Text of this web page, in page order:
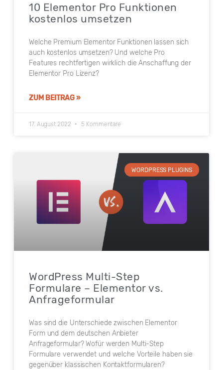
10 Elementor Pro Funktionen
kostenlos umsetzen
Welche Premium Elementor Funktionen lassen sich
auch kostenlos umsetzen? Und welche Pro
Features rechtfertigen wirklich die Anschaffung der
Elementor Pro Lizenz?
ZUM BEITRAG »
17. August 2022 5 Kommentare
WORDPRESS PLUGINS
WordPress Multi-Step
Formulare – Elementor vs.
Anfrageformular
Was sind die Unterschiede zwischen Elementor
Form und dem deutschen Anbieter
Anfrageformular? Wofür werden Multi-Step
Formulare verwendet und welche Vorteile haben sie
gegenüber klassischen Kontaktformularen?